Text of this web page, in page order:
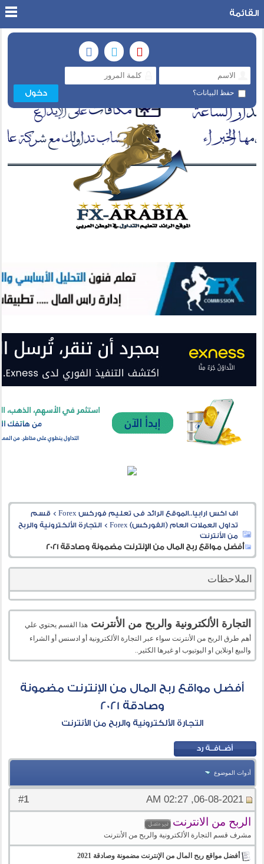
حفظ البيانات؟
القائمة
اف اكس ارابيا..الموقع الرائد فى تعليم فوركس Forex > قسم
تداول العملات العام (الفوركس) Forex
>التجارة الألكترونية والربح
من الأنترنت
أفضل مواقع ربح المال من الإنترنت مضمونة وصادقة 2021
الملاحظات
التجارة الألكترونية والربح من الأنترنت هذا القسم يحتوي علي
أهم طرق الربح من الأنترنت سواء عبر التجارة الألكترونية أو ادسنس أو الشراء
والبيع اونلاين او اليوتيوب او غيرها الكثير..
أفضل مواقع ربح المال من الإنترنت مضمونة
وصادقة 2021
التجارة الألكترونية والربح من الأنترنت
أدوات الموضوع
#
1 06-08-2021, 02:27 AM
الربح من الانترنت
مشرف قسم التجارة الألكترونية والربح من الأنترنت
أفضل مواقع ربح المال من الإنترنت مضمونة وصادقة 2021